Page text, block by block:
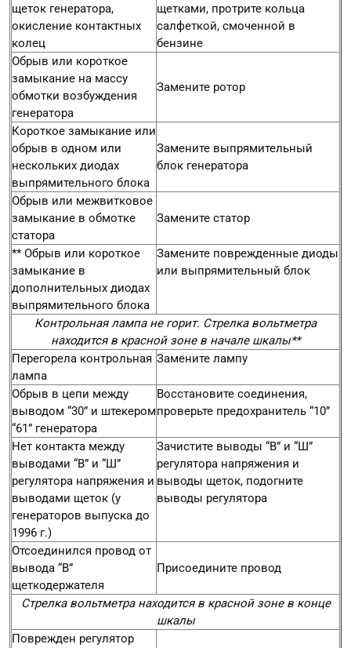
щеток генератора,
окисление контактных
колец
щетками, протрите кольца
салфеткой, смоченной в
бензине
Обрыв или короткое
замыкание на массу
обмотки возбуждения
генератора
Замените ротор
Короткое замыкание или
обрыв в одном или
нескольких диодах
выпрямительного блока
Замените выпрямительный
блок генератора
Обрыв или межвитковое
замыкание в обмотке
статора
Замените статор
** Обрыв или короткое
замыкание в
дополнительных диодах
выпрямительного блока
Замените поврежденные диоды
или выпрямительный блок
Контрольная лампа не горит. Стрелка вольтметра
находится в красной зоне в начале шкалы**
Перегорела контрольная
лампа
Замените лампу
Обрыв в цепи между
выводом “30” и штекером
“61” генератора
Восстановите соединения,
проверьте предохранитель “10”
Нет контакта между
выводами “В” и “Ш”
регулятора напряжения и
выводами щеток (у
генераторов выпуска до
1996 г.)
Зачистите выводы “В” и “Ш”
регулятора напряжения и
выводы щеток, подогните
выводы регулятора
Отсоединился провод от
вывода “В”
щеткодержателя
Присоедините провод
Стрелка вольтметра находится в красной зоне в конце
шкалы
Поврежден регулятор